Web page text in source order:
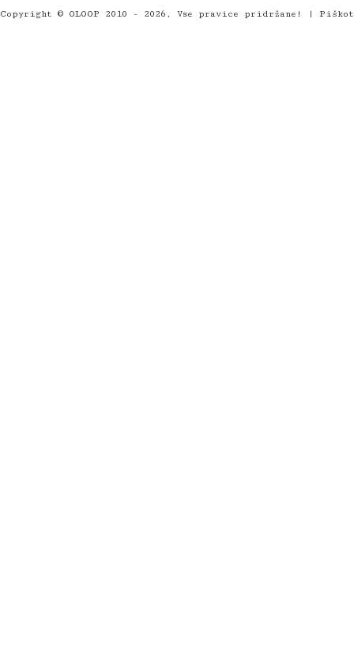
Copyright © OLOOP 2010 - 2026, Vse pravice pridržane! |